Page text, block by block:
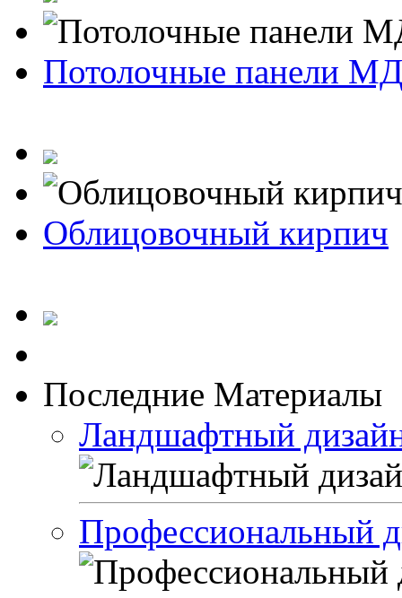
Потолочные панели
Облицовочный кирпич
Последние Материалы
Ландшафтный
Профессиональный